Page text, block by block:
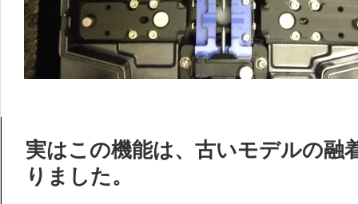
実はこの機能は、古いモデルの融
りました。